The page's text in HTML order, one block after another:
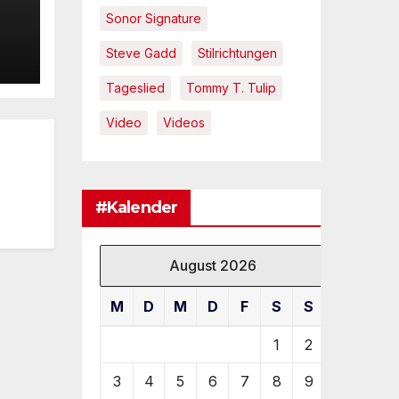
Sonor Signature
Steve Gadd Stilrichtungen
Tageslied Tommy T. Tulip
Video Videos
#Kalender
August 2026
M D M D F S S
1 2
3 4 5 6 7 8 9